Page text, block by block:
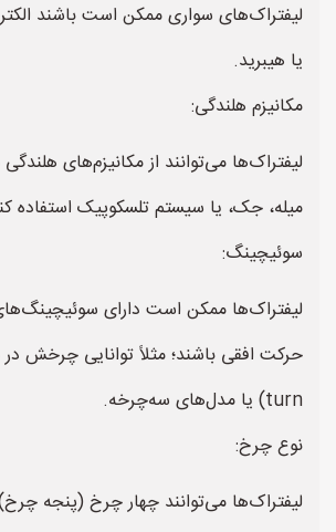
لیفتراک‌های سواری ممکن است باشند
یا هیبرید.
مکانیزم هلندگی:
لیفتراک‌ها می‌توانند از مکانیزم‌های
میله، جک، یا سیستم تلسکوپیک استفاده
سوئیچینگ:
لیفتراک‌ها ممکن است دارای
turn) یا مدل‌های سه‌چرخه.
نوع چرخ:
لیفتراک‌ها می‌توانند چهار چرخ (پنجه